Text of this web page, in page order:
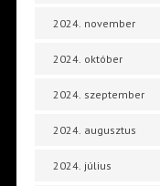
2024. november
2024. október
2024. szeptember
2024. augusztus
2024. július